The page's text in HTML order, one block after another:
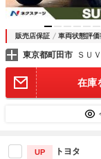
販売店保証 車両状態評価
東京都町田市 ＳＵ
在庫
UP トヨタ